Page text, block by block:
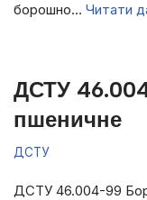
борошно… Читати
ДСТУ
пшеничне
ДСТУ
ДСТУ 46.004-99